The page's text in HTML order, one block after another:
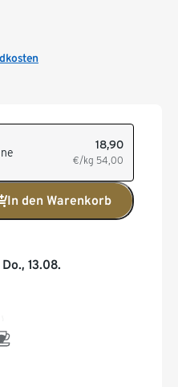
18,90
€/kg 54,00
In den Warenkorb
13.08.